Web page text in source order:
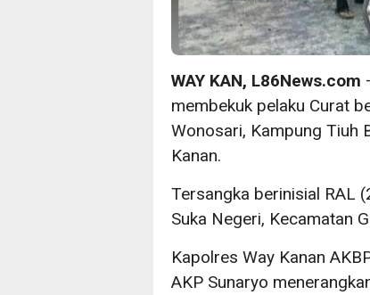
WAY KAN, L86News.com
membekuk pelaku Curat
Wonosari, Kampung Tiuh
Kanan.
Tersangka berinisial RAL
Suka Negeri, Kecamatan
Kapolres Way Kanan
AKP Sunaryo